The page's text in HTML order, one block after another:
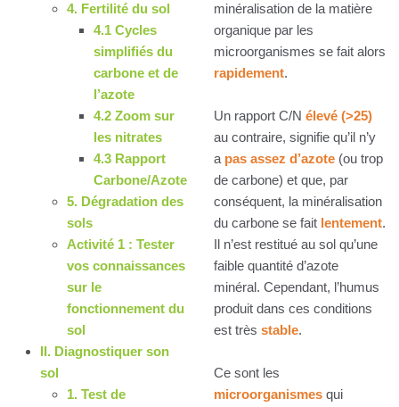
4. Fertilité du sol
4.1 Cycles
simplifiés du
carbone et de
l’azote
4.2 Zoom sur
les nitrates
4.3 Rapport
Carbone/Azote
5. Dégradation des
sols
Activité 1 : Tester
vos connaissances
sur le
fonctionnement du
sol
II. Diagnostiquer son
sol
1. Test de
minéralisation de la matière
organique par les
microorganismes se fait alors
rapidement.
Un rapport C/N élevé (>25)
au contraire, signifie qu’il n’y
a pas assez d’azote (ou trop
de carbone) et que, par
conséquent, la minéralisation
du carbone se fait lentement.
Il n’est restitué au sol qu’une
faible quantité d’azote
minéral. Cependant, l’humus
produit dans ces conditions
est très stable.
Ce sont les
microorganismes qui